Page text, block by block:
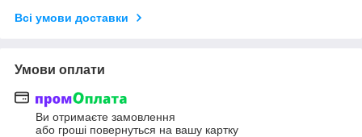
Всі умови доставки
Умови оплати
Ви отримаєте замовлення
або гроші повернуться на вашу картку